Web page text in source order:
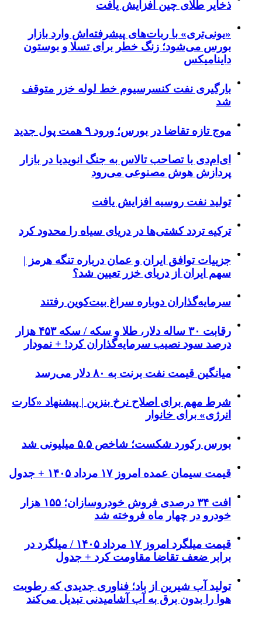
ذخایر طلای چین افزایش یافت
«یونی‌تری» با ربات‌های پیشرفته‌اش وارد بازار
بورس می‌شود؛ زنگ خطر برای تسلا و بوستون
داینامیکس
بارگیری نفت کنسرسیوم خط لوله خزر متوقف
شد
موج تازه تقاضا در بورس؛ ورود ۹ همت پول جدید
ای‌ام‌دی با تصاحب تالاس به جنگ انویدیا در بازار
پردازش هوش مصنوعی می‌رود
تولید نفت روسیه افزایش یافت
ترکیه تردد کشتی‌ها در دریای سیاه را محدود کرد
جزییات توافق ایران و عمان درباره تنگه هرمز |
سهم ایران از دریای خزر تعیین شد؟
سرمایه‌گذاران دوباره سراغ بیت‌کوین رفتند
رقابت ۳۰ ساله دلار، طلا و سکه / سکه ۴۵۳ هزار
درصد سود نصیب سرمایه‌گذاران کرد! + نمودار
میانگین قیمت نفت برنت به ۸۰ دلار می‌رسد
شرط مهم برای اصلاح نرخ بنزین | پیشنهاد «کارت
انرژی» برای خانوار
بورس رکورد شکست؛ شاخص ۵.۵ میلیونی شد
قیمت سیمان عمده امروز ۱۷ مرداد ۱۴۰۵ + جدول
افت ۳۴ درصدی فروش خودروسازان؛ ۱۵۵ هزار
خودرو در چهار ماه فروخته شد
قیمت میلگرد امروز ۱۷ مرداد ۱۴۰۵ / میلگرد در
برابر ضعف تقاضا مقاومت کرد + جدول
تولید آب شیرین از باد؛ فناوری جدیدی که رطوبت
هوا را بدون برق به آب آشامیدنی تبدیل می‌کند